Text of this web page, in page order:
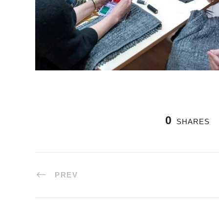
0 SHARES
PREV